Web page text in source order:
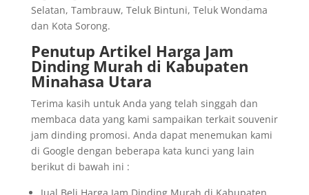
Selatan, Tambrauw, Teluk Bintuni, Teluk Wondama
dan Kota Sorong.
Penutup Artikel Harga Jam
Dinding Murah di Kabupaten
Minahasa Utara
Terima kasih untuk Anda yang telah singgah dan
membaca data yang kami sampaikan terkait souvenir
jam dinding promosi. Anda dapat menemukan kami
di Google dengan beberapa kata kunci yang lain
berikut di bawah ini :
Jual Beli Harga Jam Dinding Murah di Kabupaten